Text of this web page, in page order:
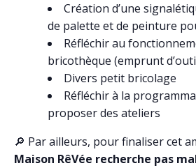
Création d’une
de palette et de peinture
Réfléchir au
bricothèque (emprunt
Divers petit bricolage
Réfléchir à la
proposer des ateliers
🔎 Par ailleurs, pour finaliser cet
Maison RêVée recherche pas